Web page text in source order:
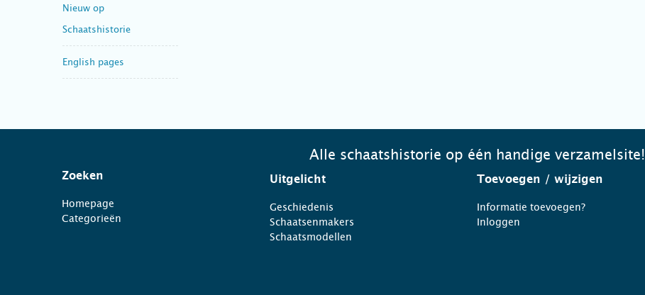
Nieuw op
Schaatshistorie
English pages
Alle schaatshistorie op één handige verzamelsite!
Zoeken
Homepage
Categorieën
Uitgelicht
Geschiedenis
Schaatsenmakers
Schaatsmodellen
Toevoegen / wijzigen
Informatie toevoegen?
Inloggen